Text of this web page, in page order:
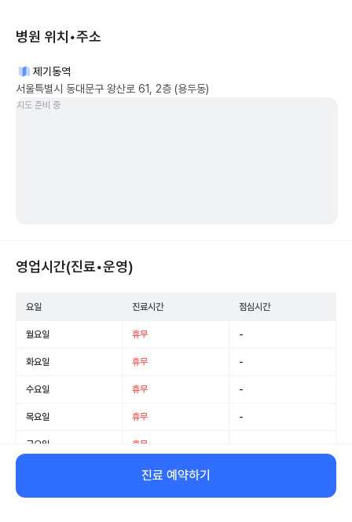
병원 위치•주소
제기동역
서울특별시 동대문구 왕산로 61, 2층 (용두동)
지도 준비 중
영업시간(진료•운영)
요일 진료시간 점심시간
월요일 휴무 -
화요일 휴무 -
수요일 휴무 -
목요일 휴무 -
금요일 휴무
휴무
일요일 휴무 -
진료 예약하기